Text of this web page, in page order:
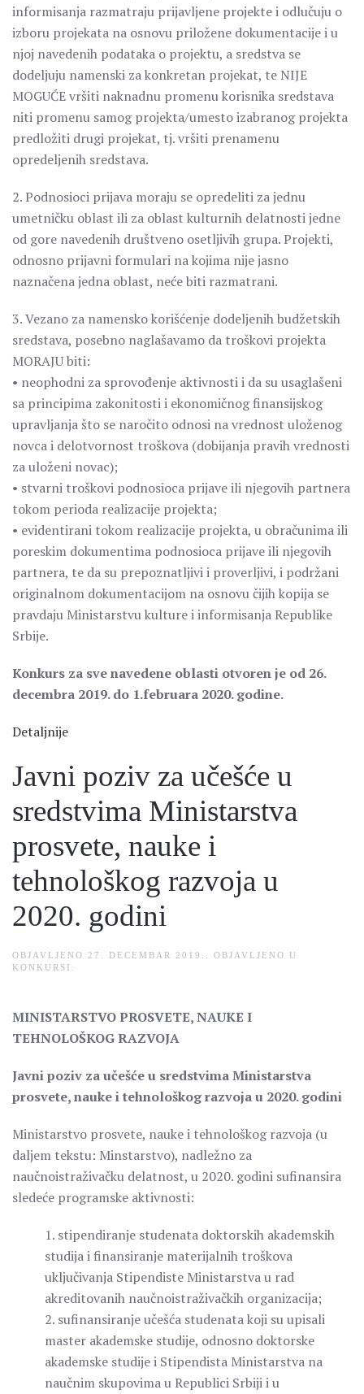
informisanja razmatraju prijavljene projekte i odlučuju o
izboru projekata na osnovu priložene dokumentacije i u
njoj navedenih podataka o projektu, a sredstva se
dodeljuju namenski za konkretan projekat, te NIJE
MOGUĆE vršiti naknadnu promenu korisnika sredstava
niti promenu samog projekta/umesto izabranog projekta
predložiti drugi projekat, tj. vršiti prenamenu
opredeljenih sredstava.
2. Podnosioci prijava moraju se opredeliti za jednu
umetničku oblast ili za oblast kulturnih delatnosti jedne
od gore navedenih društveno osetljivih grupa. Projekti,
odnosno prijavni formulari na kojima nije jasno
naznačena jedna oblast, neće biti razmatrani.
3. Vezano za namensko korišćenje dodeljenih budžetskih
sredstava, posebno naglašavamo da troškovi projekta
MORAJU biti:
• neophodni za sprovođenje aktivnosti i da su usaglašeni
sa principima zakonitosti i ekonomičnog finansijskog
upravljanja što se naročito odnosi na vrednost uloženog
novca i delotvornost troškova (dobijanja pravih vrednosti
za uloženi novac);
• stvarni troškovi podnosioca prijave ili njegovih partnera
tokom perioda realizacije projekta;
• evidentirani tokom realizacije projekta, u obračunima ili
poreskim dokumentima podnosioca prijave ili njegovih
partnera, te da su prepoznatljivi i proverljivi, i podržani
originalnom dokumentacijom na osnovu čijih kopija se
pravdaju Ministarstvu kulture i informisanja Republike
Srbije.
Konkurs za sve navedene oblasti otvoren je od 26.
decembra 2019. do 1.februara 2020. godine.
Detaljnije
Javni poziv za učešće u
sredstvima Ministarstva
prosvete, nauke i
tehnološkog razvoja u
2020. godini
OBJAVLJENO 27. DECEMBAR 2019.
. OBJAVLJENO U
KONKURSI
MINISTARSTVO PROSVETE, NAUKE I
TEHNOLOŠKOG RAZVOJA
Javni poziv za učešće u sredstvima Ministarstva
prosvete, nauke i tehnološkog razvoja u 2020. godini
Ministarstvo prosvete, nauke i tehnološkog razvoja (u
daljem tekstu: Minstarstvo), nadležno za
naučnoistraživačku delatnost, u 2020. godini sufinansira
sledeće programske aktivnosti:
1. stipendiranje studenata doktorskih akademskih
studija i finansiranje materijalnih troškova
uključivanja Stipendiste Ministarstva u rad
akreditovanih naučnoistraživačkih organizacija;
2. sufinansiranje učešća studenata koji su upisali
master akademske studije, odnosno doktorske
akademske studije i Stipendista Ministarstva na
naučnim skupovima u Republici Srbiji i u